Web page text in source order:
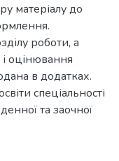
матеріалу до
роботи, а
оцінювання
в додатках.
спеціальності
та заочної